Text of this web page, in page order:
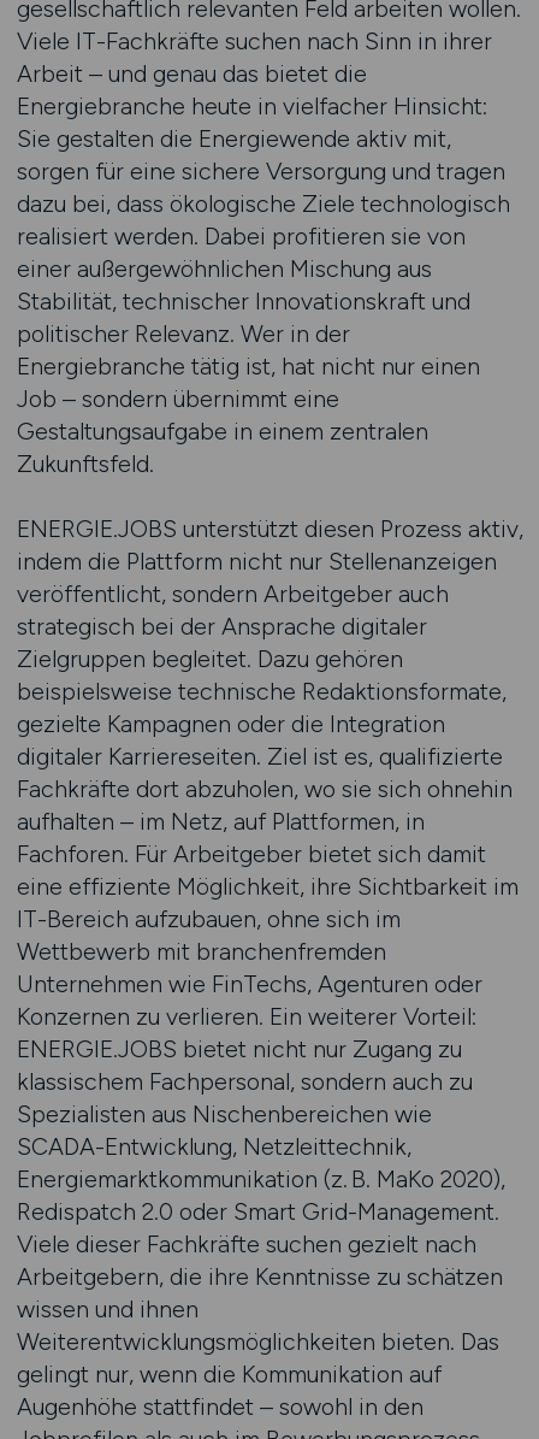
gesellschaftlich relevanten Feld arbeiten wollen.
Viele IT-Fachkräfte suchen nach Sinn in ihrer
Arbeit – und genau das bietet die
Energiebranche heute in vielfacher Hinsicht:
Sie gestalten die Energiewende aktiv mit,
sorgen für eine sichere Versorgung und tragen
dazu bei, dass ökologische Ziele technologisch
realisiert werden. Dabei profitieren sie von
einer außergewöhnlichen Mischung aus
Stabilität, technischer Innovationskraft und
politischer Relevanz. Wer in der
Energiebranche tätig ist, hat nicht nur einen
Job – sondern übernimmt eine
Gestaltungsaufgabe in einem zentralen
Zukunftsfeld.
ENERGIE.JOBS unterstützt diesen Prozess aktiv,
indem die Plattform nicht nur Stellenanzeigen
veröffentlicht, sondern Arbeitgeber auch
strategisch bei der Ansprache digitaler
Zielgruppen begleitet. Dazu gehören
beispielsweise technische Redaktionsformate,
gezielte Kampagnen oder die Integration
digitaler Karriereseiten. Ziel ist es, qualifizierte
Fachkräfte dort abzuholen, wo sie sich ohnehin
aufhalten – im Netz, auf Plattformen, in
Fachforen. Für Arbeitgeber bietet sich damit
eine effiziente Möglichkeit, ihre Sichtbarkeit im
IT-Bereich aufzubauen, ohne sich im
Wettbewerb mit branchenfremden
Unternehmen wie FinTechs, Agenturen oder
Konzernen zu verlieren. Ein weiterer Vorteil:
ENERGIE.JOBS bietet nicht nur Zugang zu
klassischem Fachpersonal, sondern auch zu
Spezialisten aus Nischenbereichen wie
SCADA-Entwicklung, Netzleittechnik,
Energiemarktkommunikation (z. B. MaKo 2020),
Redispatch 2.0 oder Smart Grid-Management.
Viele dieser Fachkräfte suchen gezielt nach
Arbeitgebern, die ihre Kenntnisse zu schätzen
wissen und ihnen
Weiterentwicklungsmöglichkeiten bieten. Das
gelingt nur, wenn die Kommunikation auf
Augenhöhe stattfindet – sowohl in den